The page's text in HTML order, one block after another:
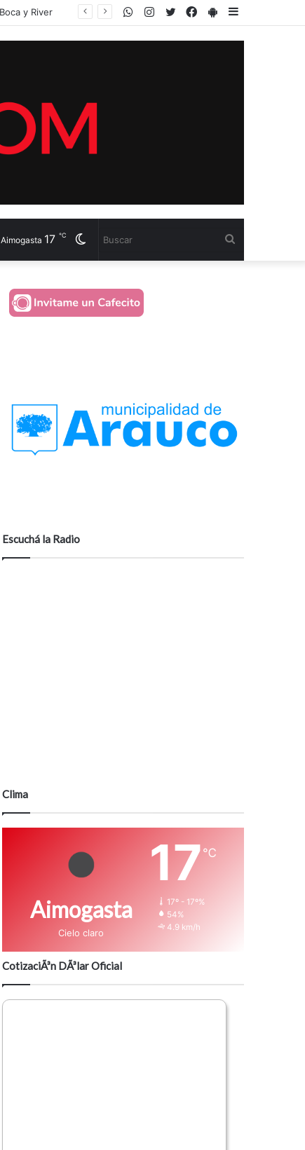
PlayStore
Facebook
Twitter
Instagram
WhatsApp
Cambiar
Aimogasta 17 ℃
Escuchá la Radio
Clima
Aimogasta
Cielo claro
17℃
17º - 17º%
54%
4.9 km/h
CotizaciÃ³n DÃ³lar Oficial